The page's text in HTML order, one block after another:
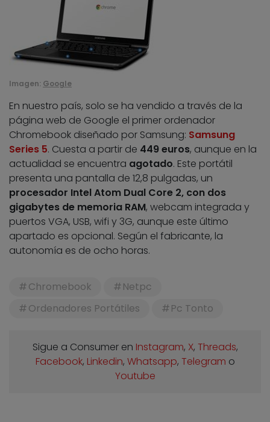
Imagen: Google
En nuestro país, solo se ha vendido a través de la
página web de Google el primer ordenador
Chromebook diseñado por Samsung: Samsung
Series 5. Cuesta a partir de 449 euros, aunque en la
actualidad se encuentra agotado. Este portátil
presenta una pantalla de 12,8 pulgadas, un
procesador Intel Atom Dual Core 2, con dos
gigabytes de memoria RAM, webcam integrada y
puertos VGA, USB, wifi y 3G, aunque este último
apartado es opcional. Según el fabricante, la
autonomía es de ocho horas.
Chromebook
Netpc
Ordenadores Portátiles
Pc Tonto
Sigue a Consumer en Instagram, X, Threads,
Facebook, Linkedin, Whatsapp, Telegram o
Youtube